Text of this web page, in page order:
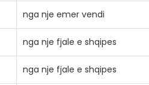
nga nje emer vendi
nga nje fjale e shqipes
nga nje fjale e shqipes